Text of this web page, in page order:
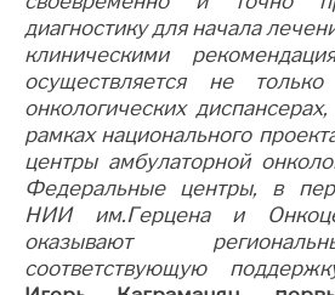
диагностику для начала
клиническими
осуществляется не
онкологических
рамках национального
центры амбулаторной
Федеральные центры, в
НИИ им.Герцена и
оказывают
соответствующую